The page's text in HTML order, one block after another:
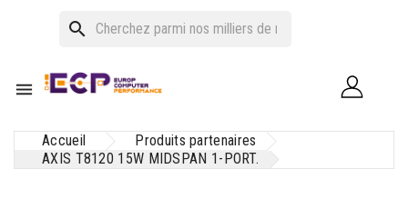
search

Accueil
Produits partenaires
AXIS T8120 15W MIDSPAN 1-PORT.